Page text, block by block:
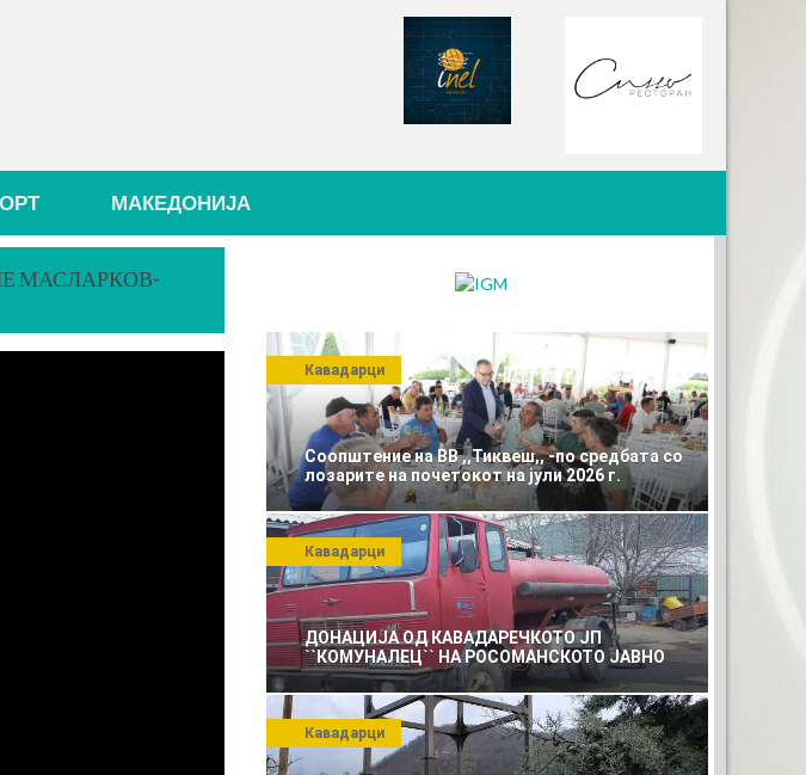
МАКЕДОНИЈА
МАСЛАРКОВ-
Соопштение на ВВ ,,Тиквеш,, -по средбата со
лозарите на почетокот на јули 2026 г.
Кавадарци
ДОНАЦИЈА ОД КАВАДАРЕЧКОТО ЈП
``КОМУНАЛЕЦ`` НА РОСОМАНСКОТО ЈАВНО
ПРЕТПРИЈАТИЕ ЗА КОМУНАЛНО УСЛУГИ
Кавадарци
Кавадарци